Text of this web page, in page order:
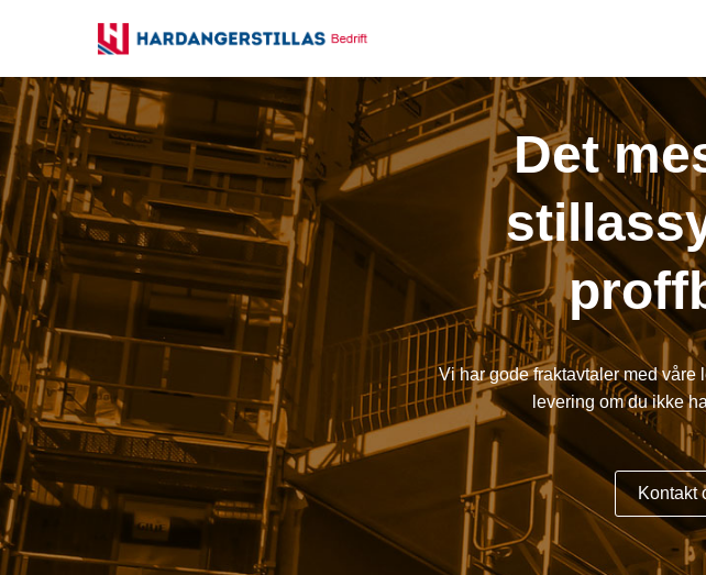
Det
Vi har gode fraktavtaler med
levering om du ikke
Kontakt